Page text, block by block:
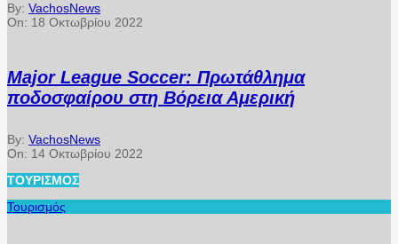
By: VachosNews
On: 18 Οκτωβρίου 2022
Major League Soccer: Πρωτάθλημα
ποδοσφαίρου στη Βόρεια Αμερική
By: VachosNews
On: 14 Οκτωβρίου 2022
ΤΟΥΡΙΣΜΌΣ
Τουρισμός